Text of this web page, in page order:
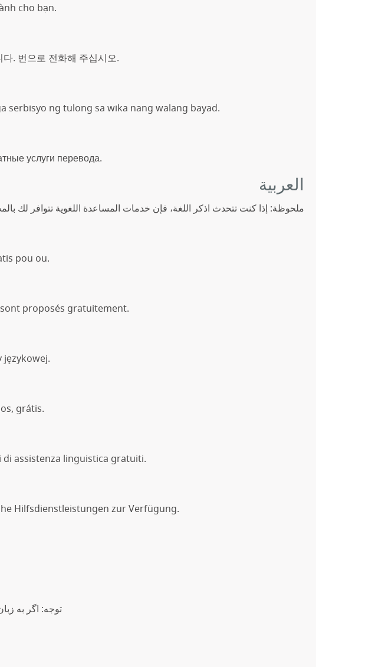
cho bạn.
. 번으로 전화해 주십시오.
serbisyo ng tulong sa wika nang walang bayad.
услуги перевода.
العربية
ملحوظة: إذا كنت تتحدث اذكر اللغة، فإن خدمات المساعدة اللغوية تتوافر لك
pou ou.
sont proposés gratuitement.
językowej.
grátis.
di assistenza linguistica gratuiti.
Hilfsdienstleistungen zur Verfügung.
توجه: اگر به